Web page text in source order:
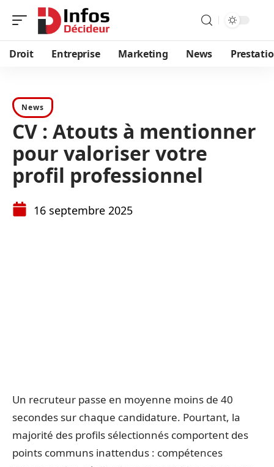
Droit Entreprise Marketing News
News
CV : Atouts à mentionner
pour valoriser votre
profil professionnel
16 septembre 2025
Un recruteur passe en moyenne moins de 40
secondes sur chaque candidature. Pourtant, la
majorité des profils sélectionnés comportent des
points communs inattendus : compétences